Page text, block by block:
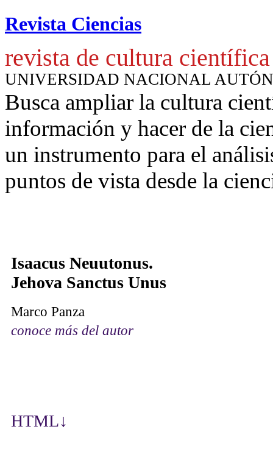
Revista Ciencias
revista de cultura científica
UNIVERSIDAD NACIONAL
Busca ampliar la cultura
información y hacer de la
un instrumento para el
puntos de vista desde la
Isaacus Neuu­to­nus.
Je­ho­va Sanc­tus Unus
Mar­co Pan­za
conoce más del autor
HTML↓